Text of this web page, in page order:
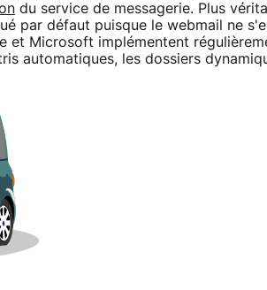
du service de messagerie. Plus
par défaut puisque le webmail ne
et Microsoft implémentent
automatiques, les dossiers